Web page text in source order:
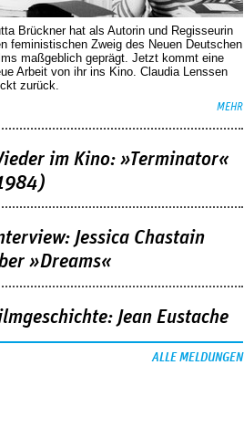
Brückner hat als Autorin und Regisseurin
feministischen Zweig des Neuen Deutschen
maßgeblich geprägt. Jetzt kommt eine
Arbeit von ihr ins Kino. Claudia Lenssen
zurück.
MEHR
im Kino: »Terminator«
Jessica Chastain
»Dreams«
Jean Eustache
ALLE MELDUNGEN